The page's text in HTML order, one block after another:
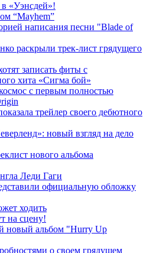
«Уэнсдей»!
“Mayhem”
написания песни "Blade of
раскрыли трек-лист грядущего
записать фиты с
хита «Сигма бой»
с первым полностью
трейлер своего дебютного
новый взгляд на дело
нового альбома
Леди Гаги
официальную обложку
ходить
на сцену!
новый альбом "Hurry Up
о своем грядущем